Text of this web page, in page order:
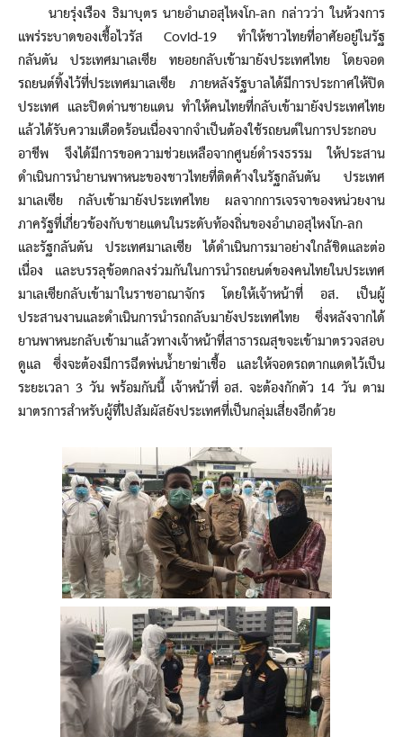
นายรุ่งเรือง ธิมาบุตร นายอำเภอสุไหงโก-ลก กล่าวว่า ในห้วงการ
แพร่ระบาดของเชื้อไวรัส Covid-19 ทำให้ชาวไทยที่อาศัยอยู่ในรัฐ
กลันตัน ประเทศมาเลเซีย ทยอยกลับเข้ามายังประเทศไทย โดยจอด
รถยนต์ทิ้งไว้ที่ประเทศมาเลเซีย ภายหลังรัฐบาลได้มีการประกาศให้ปิด
ประเทศ และปิดด่านชายแดน ทำให้คนไทยที่กลับเข้ามายังประเทศไทย
แล้วได้รับความเดือดร้อนเนื่องจากจำเป็นต้องใช้รถยนต์ในการประกอบ
อาชีพ จึงได้มีการขอความช่วยเหลือจากศูนย์ดำรงธรรม ให้ประสาน
ดำเนินการนำยานพาหนะของชาวไทยที่ติดค้างในรัฐกลันตัน ประเทศ
มาเลเซีย กลับเข้ามายังประเทศไทย ผลจากการเจรจาของหน่วยงาน
ภาครัฐที่เกี่ยวข้องกับชายแดนในระดับท้องถิ่นของอำเภอสุไหงโก-ลก
และรัฐกลันตัน ประเทศมาเลเซีย ได้ดำเนินการมาอย่างใกล้ชิดและต่อ
เนื่อง และบรรลุข้อตกลงร่วมกันในการนำรถยนต์ของคนไทยในประเทศ
มาเลเซียกลับเข้ามาในราชอาณาจักร โดยให้เจ้าหน้าที่ อส. เป็นผู้
ประสานงานและดำเนินการนำรถกลับมายังประเทศไทย ซึ่งหลังจากได้
ยานพาหนะกลับเข้ามาแล้วทางเจ้าหน้าที่สาธารณสุขจะเข้ามาตรวจสอบ
ดูแล ซึ่งจะต้องมีการฉีดพ่นน้ำยาฆ่าเชื้อ และให้จอดรถตากแดดไว้เป็น
ระยะเวลา 3 วัน พร้อมกันนี้ เจ้าหน้าที่ อส. จะต้องกักตัว 14 วัน ตาม
มาตรการสำหรับผู้ที่ไปสัมผัสยังประเทศที่เป็นกลุ่มเสี่ยงอีกด้วย